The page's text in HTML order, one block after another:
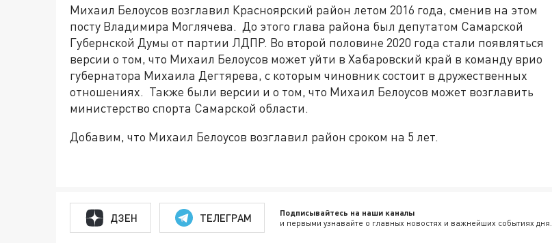
Михаил Белоусов возглавил Красноярский район летом 2016 года, сменив на этом
посту Владимира Моглячева. До этого глава района был депутатом Самарской
Губернской Думы от партии ЛДПР. Во второй половине 2020 года стали появляться
версии о том, что Михаил Белоусов может уйти в Хабаровский край в команду врио
губернатора Михаила Дегтярева, с которым чиновник состоит в дружественных
отношениях. Также были версии и о том, что Михаил Белоусов может возглавить
министерство спорта Самарской области.
Добавим, что Михаил Белоусов возглавил район сроком на 5 лет.
ДЗЕН ТЕЛЕГРАМ Подписывайтесь на наши каналы
и первыми узнавайте о главных новостях и важнейших событиях дня.